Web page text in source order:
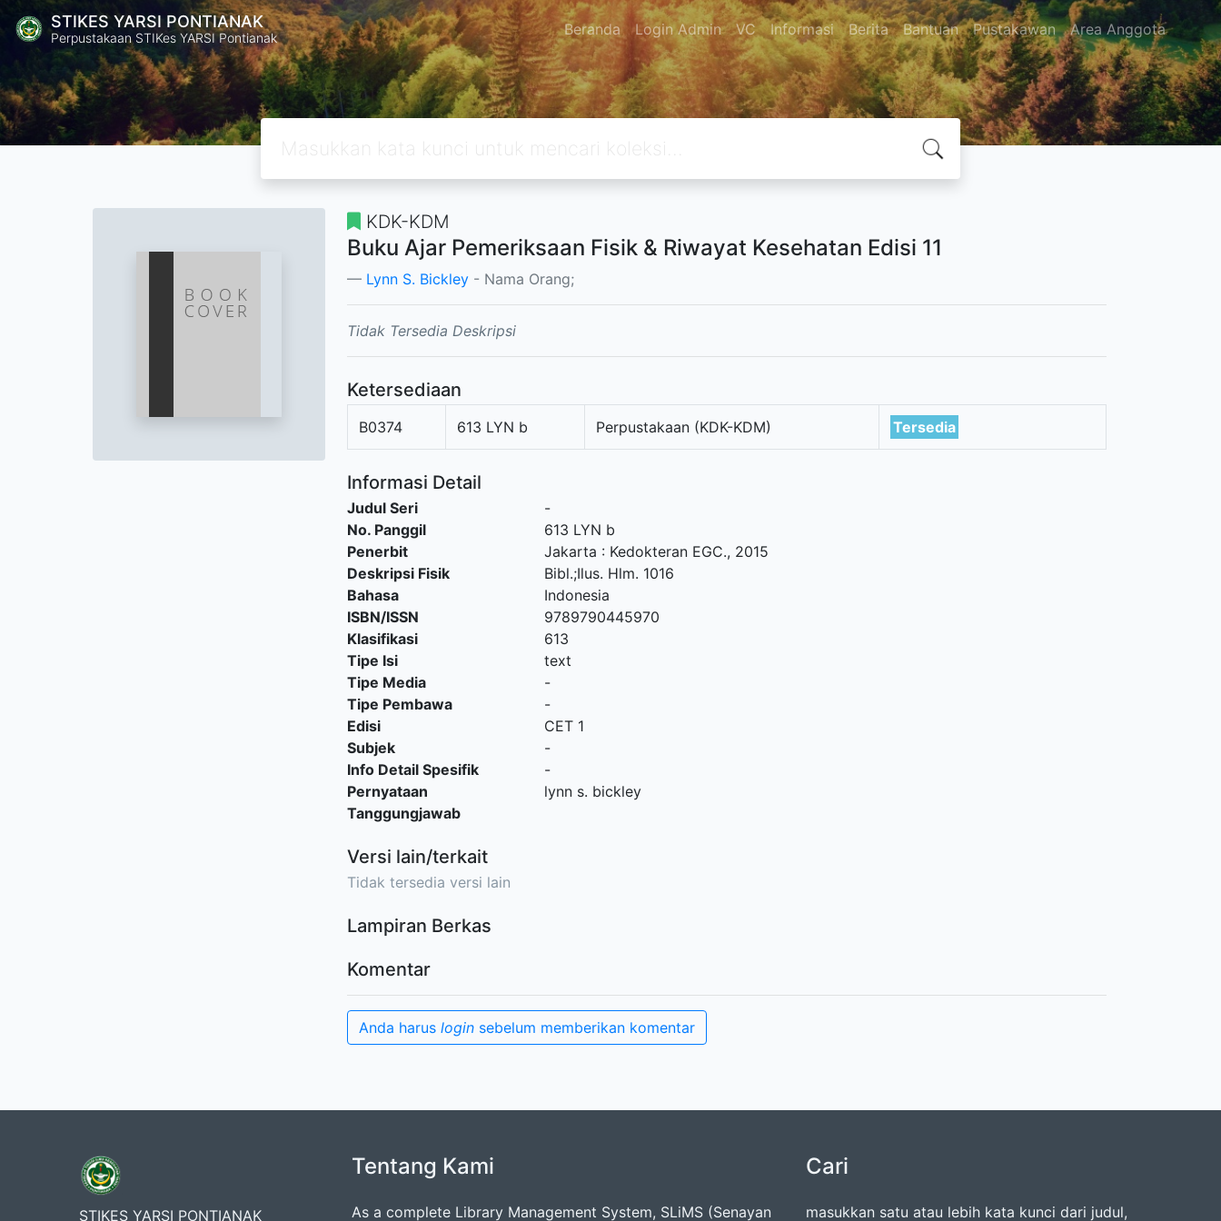
STIKES YARSI PONTIANAK
Perpustakaan STIKes YARSI Pontianak Beranda Login Admin VC Informasi Berita Bantuan Pustakawan Area Anggota
KDK-KDM
Buku Ajar Pemeriksaan Fisik & Riwayat Kesehatan Edisi 11
Lynn S. Bickley - Nama Orang;
Tidak Tersedia Deskripsi
Ketersediaan
B0374 613 LYN b Perpustakaan (KDK-KDM) Tersedia
Informasi Detail
Judul Seri
-
No. Panggil
613 LYN b
Penerbit
Jakarta : Kedokteran EGC., 2015
Deskripsi Fisik
Bibl.;Ilus. Hlm. 1016
Bahasa
Indonesia
ISBN/ISSN
9789790445970
Klasifikasi
613
Tipe Isi
text
Tipe Media
-
Tipe Pembawa
-
Edisi
CET 1
Subjek
-
Info Detail Spesifik
-
Pernyataan
Tanggungjawab
lynn s. bickley
Versi lain/terkait
Tidak tersedia versi lain
Lampiran Berkas
Komentar
Anda harus login sebelum memberikan komentar
STIKES YARSI PONTIANAK
Tentang Kami
As a complete Library Management System, SLiMS (Senayan
Cari
masukkan satu atau lebih kata kunci dari judul,